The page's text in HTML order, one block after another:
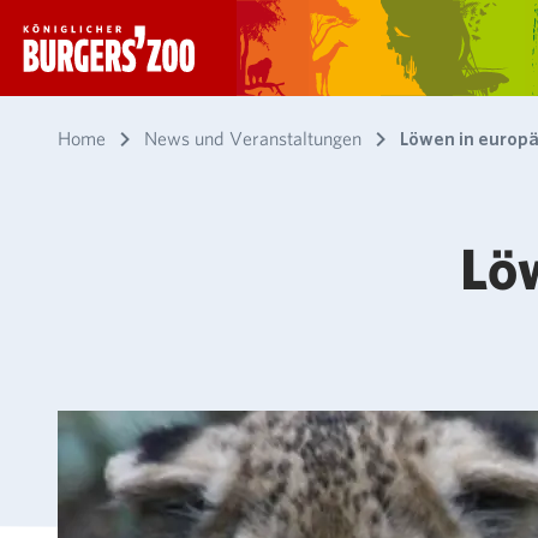
- Startseite
Home News und Veranstaltungen Löwen in